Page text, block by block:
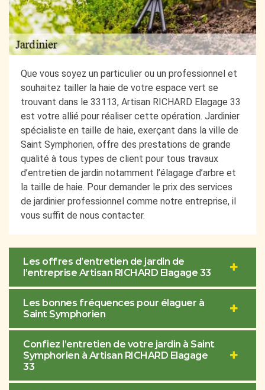
Que vous soyez un particulier ou un professionnel et
souhaitez tailler la haie de votre espace vert se
trouvant dans le 33113, Artisan RICHARD Elagage 33
est votre allié pour réaliser cette opération. Jardinier
spécialiste en taille de haie, exerçant dans la ville de
Saint Symphorien, offre des prestations de grande
qualité à tous types de client pour tous travaux
d’entretien de jardin notamment l’élagage d’arbre et
la taille de haie. Pour demander le prix des services
de jardinier professionnel comme notre entreprise, il
vous suffit de nous contacter.
Les offres d’entretien de jardin de
l’entreprise Artisan RICHARD Elagage 33
Les bonnes fréquences pour élaguer à
Saint Symphorien
Confiez l’entretien de votre jardin à Saint
Symphorien à Artisan RICHARD Elagage
33